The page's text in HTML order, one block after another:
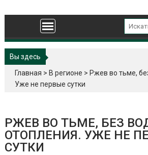
Вы здесь
Главная > В регионе > Ржев во тьме,
Уже не первые сутки
РЖЕВ ВО ТЬМЕ, БЕЗ
ОТОПЛЕНИЯ. УЖЕ НЕ
СУТКИ